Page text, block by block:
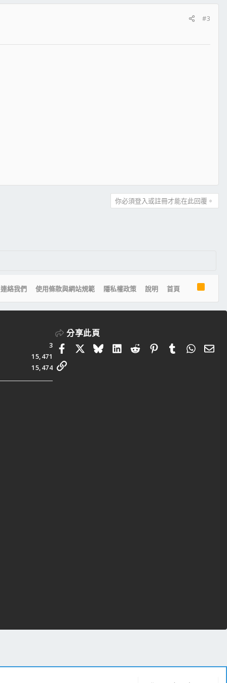
#3
你必須登入或註冊才能在此回覆。
連絡我們 使用條款與網站規範 隱私權政策 說明 首頁
R
S
3
15,471
15,474
分享此頁
FacebookBlueskyLinkedIn
RedditPinterestTumblr 電
連結